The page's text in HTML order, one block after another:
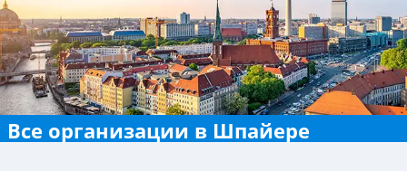
Все организации в Шпайере